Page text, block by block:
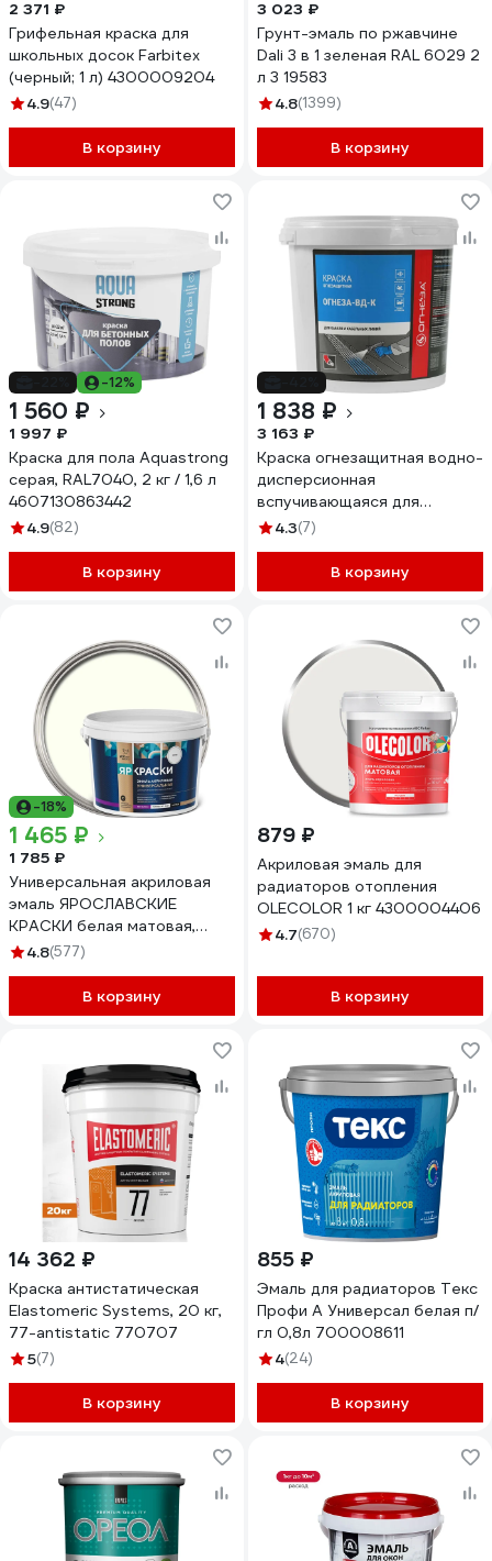
2 371 ₽
Грифельная краска для
школьных досок Farbitex
(черный; 1 л) 4300009204
4.9(47)
В корзину
3 023 ₽
Грунт-эмаль по ржавчине
Dali 3 в 1 зеленая RAL 6029 2
л 3 19583
4.8(1399)
В корзину
-12%
1 560 ₽
1 997 ₽
Краска для пола Aquastrong
серая, RAL7040, 2 кг / 1,6 л
4607130863442
4.9(82)
В корзину
1 838 ₽
3 163 ₽
Краска огнезащитная водно-
дисперсионная
вспучивающаяся для
кабелей ОГНЕЗА, марки -ВД-
4.3(7)
В корзину
-18%
1 465 ₽
1 785 ₽
Универсальная акриловая
эмаль ЯРОСЛАВСКИЕ
КРАСКИ белая матовая,
ведро 2.5 кг, О05197
4.8(577)
В корзину
879 ₽
Акриловая эмаль для
радиаторов отопления
OLECOLOR 1 кг 4300004406
4.7(670)
В корзину
14 362 ₽
Краска антистатическая
Elastomeric Systems, 20 кг,
77-antistatic 770707
5(7)
В корзину
855 ₽
Эмаль для радиаторов Текс
Профи А Универсал белая п/
гл 0,8л 700008611
4(24)
В корзину